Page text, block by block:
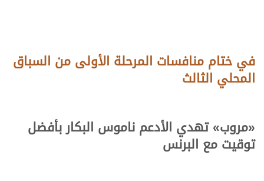
في ختام منافسات المرحلة الأولى من السباق
المحلي الثالث
«مروب»تهدي الأدعم ناموس البكار بأفضل
توقيت مع البرنس